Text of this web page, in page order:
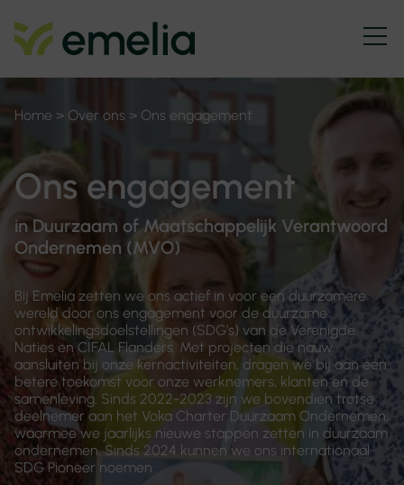
Home > Over ons > Ons engagement
Ons engagement
in Duurzaam of Maatschappelijk Verantwoord
Ondernemen (MVO)
Bij Emelia zetten we ons actief in voor een duurzamere
wereld door ons engagement voor de duurzame
ontwikkelingsdoelstellingen (SDG’s) van de Verenigde
Naties en CIFAL Flanders. Met projecten die nauw
aansluiten bij onze kernactiviteiten, dragen we bij aan een
betere toekomst voor onze werknemers, klanten en de
samenleving. Sinds 2022-2023 zijn we bovendien trotse
deelnemer aan het Voka Charter Duurzaam Ondernemen,
waarmee we jaarlijks nieuwe stappen zetten in duurzaam
ondernemen. Sinds 2024 kunnen we ons internationaal
SDG Pioneer noemen.